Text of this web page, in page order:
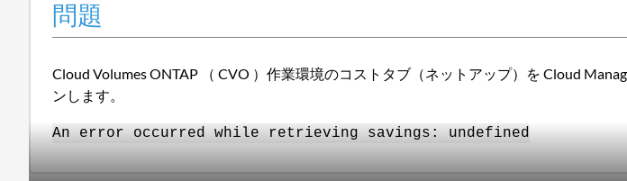
問題
Cloud Volumes ONTAP （ CVO ）作業環境のコストタブ（ネットアップ）を Cloud
ンします。
An error occurred while retrieving savings: undefined